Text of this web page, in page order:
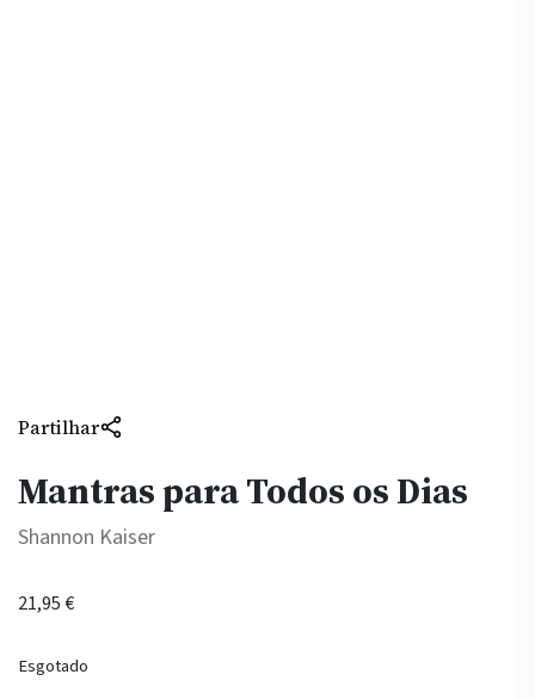
Partilhar
Mantras para Todos os Dias
Shannon Kaiser
21,95€
Esgotado